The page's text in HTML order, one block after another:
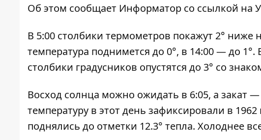
Об этом сообщает Информатор со ссылкой на
В 5:00 столбики термометров покажут 2° ниже
температура поднимется до 0°, в 14:00 — до
столбики градусников опустятся до 3° со
Восход солнца можно ожидать в 6:05, а закат
температуру в этот день зафиксировали в
поднялись до отметки 12.3° тепла. Холоднее